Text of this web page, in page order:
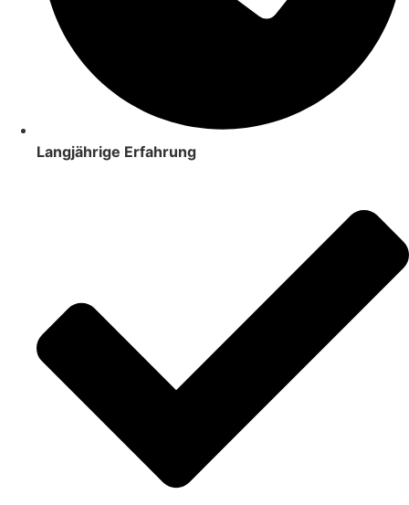
Langjährige Erfahrung